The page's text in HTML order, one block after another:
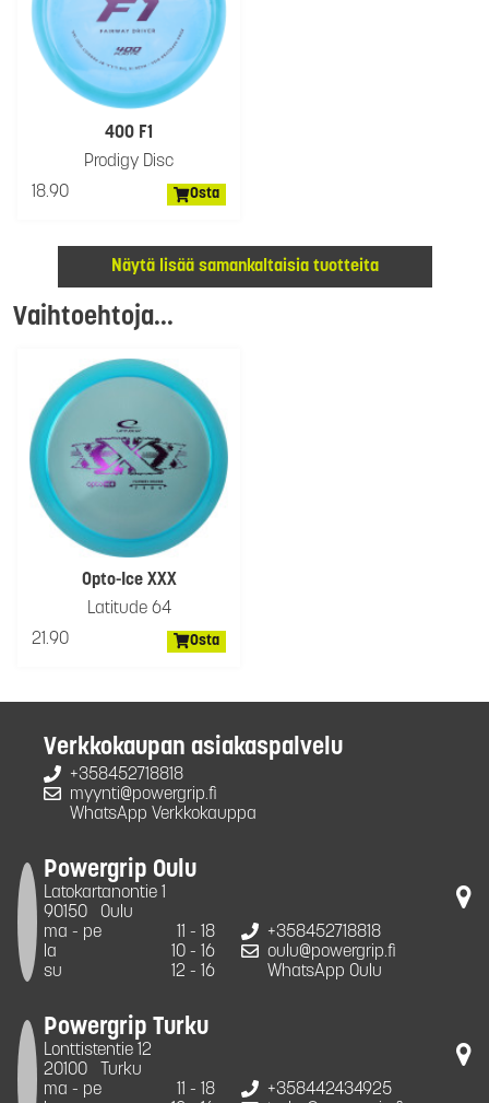
400 F1
Prodigy Disc
18.90
Osta
Näytä lisää samankaltaisia tuotteita
Vaihtoehtoja...
Opto-Ice XXX
Latitude 64
21.90
Osta
Verkkokaupan asiakaspalvelu
+358452718818
myynti@powergrip.fi
WhatsApp Verkkokauppa
Powergrip Oulu
Latokartanontie 1
90150
Oulu
ma - pe
11 - 18
la
10 - 16
su
12 - 16
+358452718818
oulu@powergrip.fi
WhatsApp Oulu
Powergrip Turku
Lonttistentie 12
20100
Turku
ma - pe
11 - 18
+358442434925